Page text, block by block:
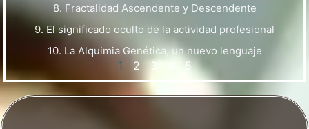
8. Fractalidad Ascendente y Descendente
9. El significado oculto de la actividad profesional
10. La Alquimia Genética, un nuevo lenguaje
1 2 3 5